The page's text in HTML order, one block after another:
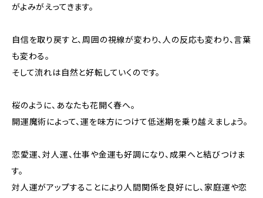
がよみがえってきます。
自信を取り戻すと、周囲の視線が変わり、人の反応も変わり、言葉
も変わる。
そして流れは自然と好転していくのです。
桜のように、あなたも花開く春へ。
開運魔術によって、運を味方につけて低迷期を乗り越えましょう。
恋愛運、対人運、仕事や金運も好調になり、成果へと結びつけま
す。
対人運がアップすることにより人間関係を良好にし、家庭運や恋